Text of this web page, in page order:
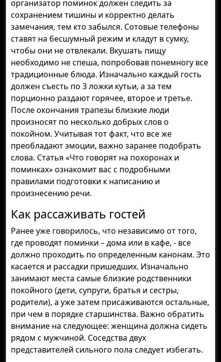
организатор поминок должен следить за
сохранением тишины и корректно делать
замечания, тем кто забылся. Сотовые телефоны
ставят на бесшумный режим и кладут в сумку,
чтобы они не отвлекали. Вкушать пищу
необходимо не спеша, попробовав понемногу все
традиционные блюда. Изначально каждый гость
должен съесть по 3 ложки кутьи, а за тем
порционно раздают горячее, второе и третье.
После окончания трапезы близкие люди
произносят по несколько добрых слов о
покойном. Учитывая тот факт, что все же
преобладают эмоции, важно заранее подобрать
слова. Статья «Что говорят на похоронах и
поминках» ознакомит вас с подробными
правилами подготовки к написанию и
произнесению речи.
Как рассаживать гостей
Ранее уже говорилось, что независимо от того,
где проводят поминки – дома или в кафе, - все
должно проходить по определенным канонам. Это
касается и рассадки пришедших. Изначально
занимают места самые близкие родственники
покойного (дети, супруги, братья и сестры,
родители), а уже затем присаживаются остальные,
при чем в порядке старшинства. Важно обратить
внимание на следующее: женщина должна сидеть
рядом с мужчиной. Соседства двух
представителей сильного пола следует избегать.